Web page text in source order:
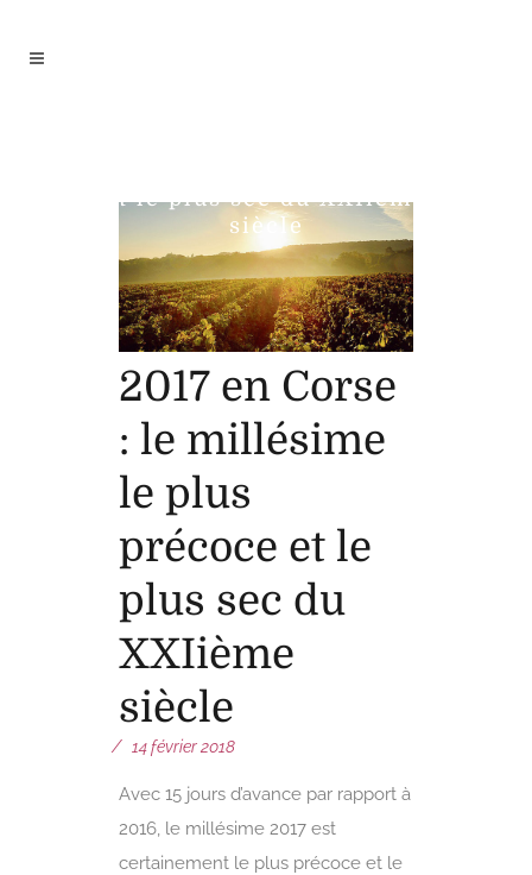
et le plus sec du XXIième
siècle
2017 en Corse
: le millésime
le plus
précoce et le
plus sec du
XXIième
siècle
14 février 2018
Avec 15 jours d’avance par rapport à
2016, le millésime 2017 est
certainement le plus précoce et le